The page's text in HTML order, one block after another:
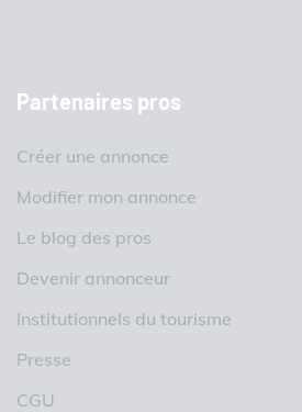
Partenaires pros
Créer une annonce
Modifier mon annonce
Le blog des pros
Devenir annonceur
Institutionnels du tourisme
Presse
CGU